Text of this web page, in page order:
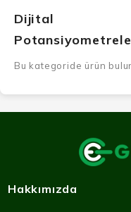
Dijital
Bu kategoride ürün
Hakkımızda